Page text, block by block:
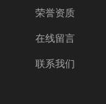
荣誉资质
在线留言
联系我们